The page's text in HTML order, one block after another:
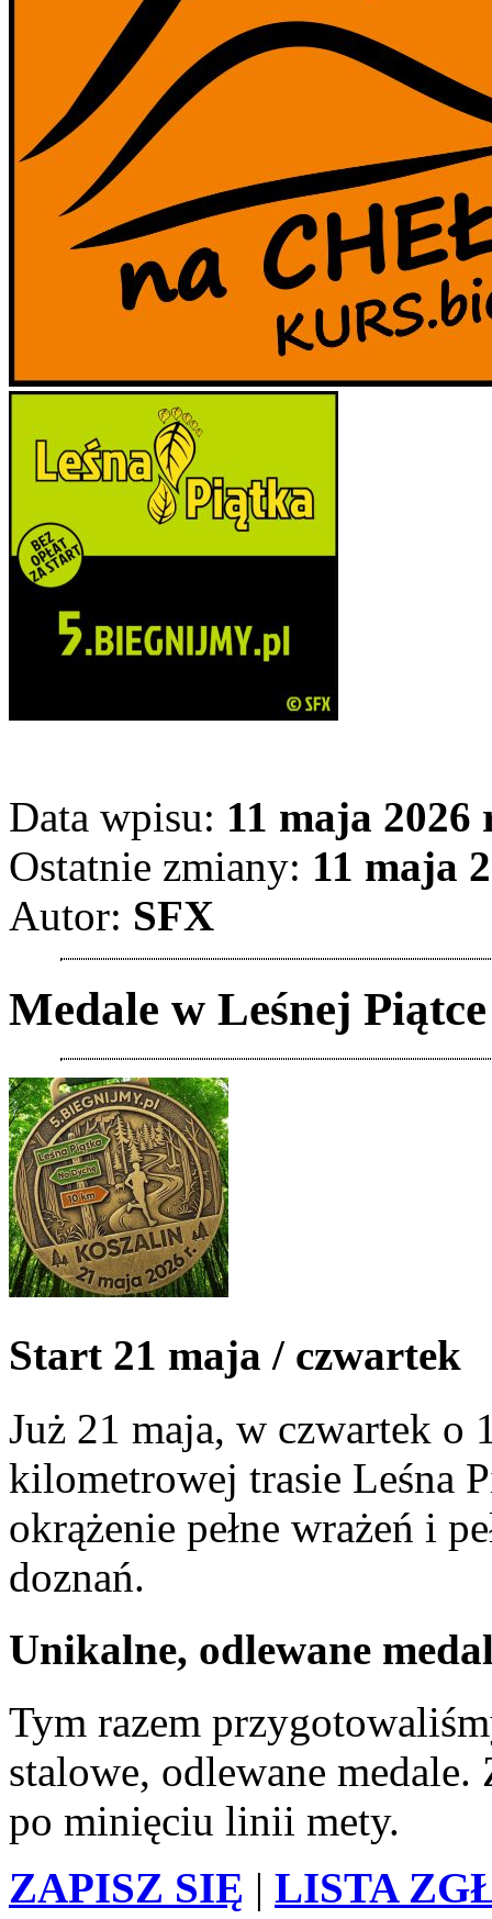
Data wpisu: 11 maja 2026
Ostatnie zmiany: 11 maja
Autor: SFX
Medale w Leśnej
Start 21 maja / czwartek
Już 21 maja, w czwartek o
kilometrowej trasie Leśna
okrążenie pełne wrażeń i
doznań.
Unikalne, odlewane
Tym razem
stalowe, odlewane
po minięciu linii mety.
ZAPISZ SIĘ | LISTA